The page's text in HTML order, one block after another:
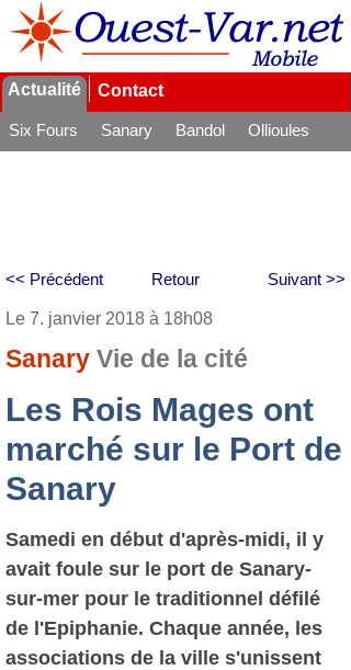
Actualité Contact
Six Fours Sanary Bandol
Ollioules
Retour
<< Précédent Suivant >>
Le 7. janvier 2018 à 18h08
Sanary Vie de la cité
Les Rois Mages ont
marché sur le Port de
Sanary
Samedi en début d'après-midi, il y
avait foule sur le port de Sanary-
sur-mer pour le traditionnel défilé
de l'Epiphanie. Chaque année, les
associations de la ville s'unissent